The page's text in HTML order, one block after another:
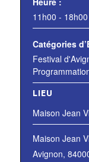
11h00 - 18h00
Catégories
Festival
LIEU
Maison Jean
Maison Jean
Avignon,